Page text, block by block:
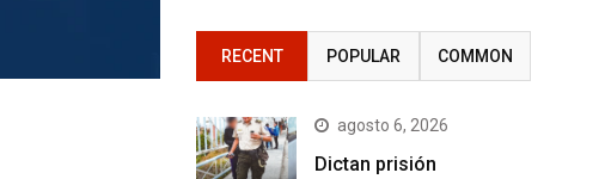
RECENT POPULAR COMMON
agosto 6, 2026
Dictan prisión